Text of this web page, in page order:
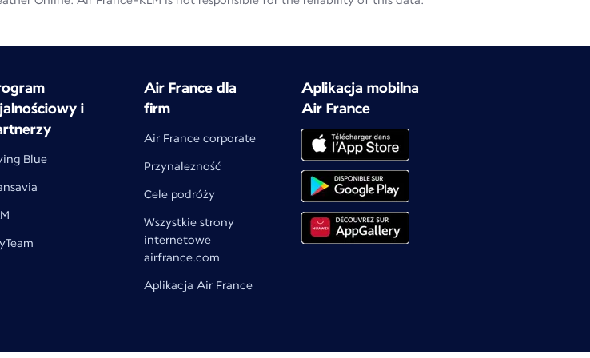
i
Blue
Air France dla
firm
Air France corporate
Przynalezność
Cele podróży
Wszystkie strony
internetowe
airfrance.com
Aplikacja Air France
Aplikacja mobilna
Air France